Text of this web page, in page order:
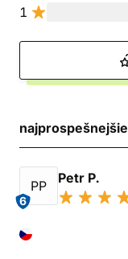
1
najprospešnejšie
PP
6
Petr P.